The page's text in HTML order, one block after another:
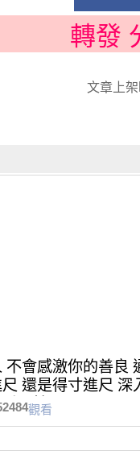
轉發
文章上
不會感激你的善良
還是得寸進尺 深
要性
觀看